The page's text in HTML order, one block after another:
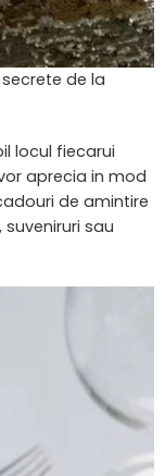
de la
locul fiecarui
aprecia in mod
de amintire
sau